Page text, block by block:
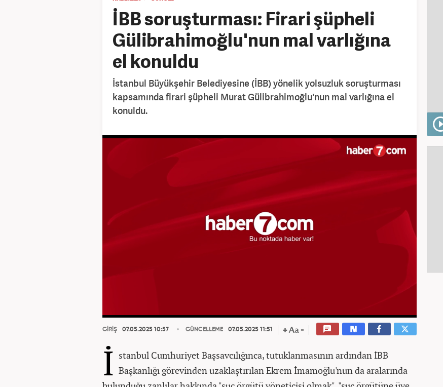
İBB soruşturması: Firari şüpheli
Gülibrahimoğlu'nun mal varlığına
el konuldu
İstanbul Büyükşehir Belediyesine (İBB) yönelik yolsuzluk soruşturması
kapsamında firari şüpheli Murat Gülibrahimoğlu'nun mal varlığına el
konuldu.
GİRİŞ 07.05.2025 10:57 GÜNCELLEME 07.05.2025 11:51
İ stanbul Cumhuriyet Başsavcılığınca, tutuklanmasının ardından İBB
Başkanlığı görevinden uzaklaştırılan Ekrem İmamoğlu'nun da aralarında